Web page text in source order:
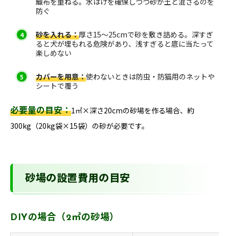
防ぐ
砂を入れる：厚さ15〜25cmで砂を敷き詰める。深すぎ
ると犬が埋もれる危険があり、浅すぎると底に当たって
楽しめない
カバーを用意：使わないときは防虫・防猫用のネットや
シートで覆う
必要量の目安：1㎡×深さ20cmの砂場を作る場合、約
300kg（20kg袋×15袋）の砂が必要です。
砂場の設置費用の目安
DIYの場合（2㎡の砂場）